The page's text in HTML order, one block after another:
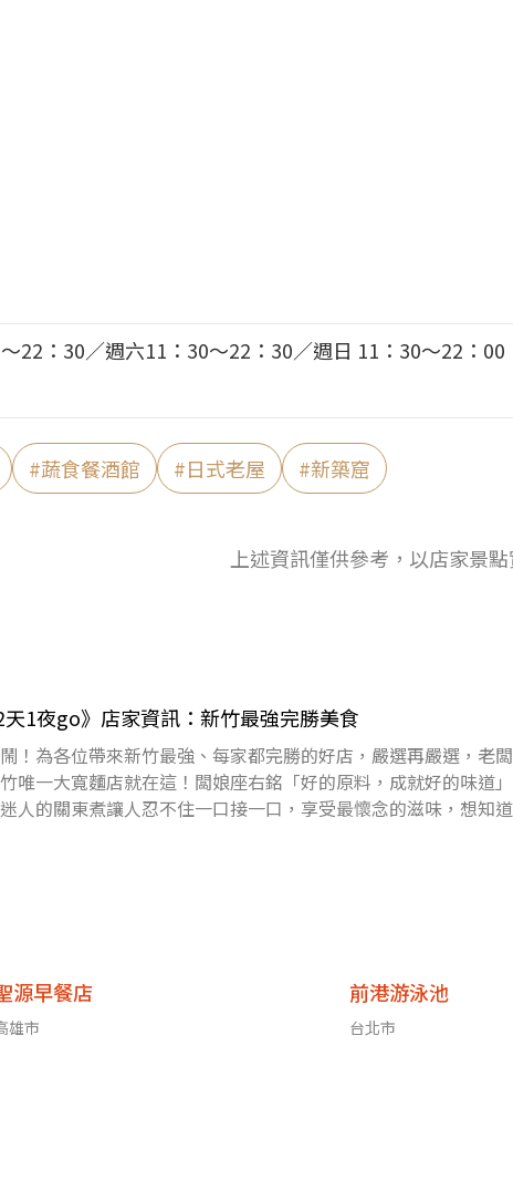
22：30／週六11：30～22：30／週日 11：30～22：00
#蔬食餐酒館 #日式老屋 #新築窟
上述資訊僅供參考，以店家景
1夜go》店家資訊：新竹最強完勝美食
！為各位帶來新竹最強、每家都完勝的好店，嚴選再嚴選，老
唯一大寬麵店就在這！闆娘座右銘「好的原料，成就好的味道
人的關東煮讓人忍不住一口接一口，享受最懷念的滋味，想知
源早餐店
雄市
前港游泳池
台北市